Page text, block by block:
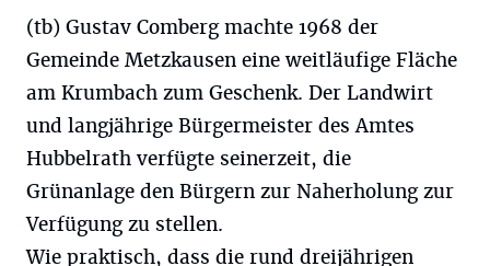
(tb) Gustav Comberg machte 1968 der
Gemeinde Metzkausen eine weitläufige Fläche
am Krumbach zum Geschenk. Der Landwirt
und langjährige Bürgermeister des Amtes
Hubbelrath verfügte seinerzeit, die
Grünanlage den Bürgern zur Naherholung zur
Verfügung zu stellen.
Wie praktisch, dass die rund dreijährigen